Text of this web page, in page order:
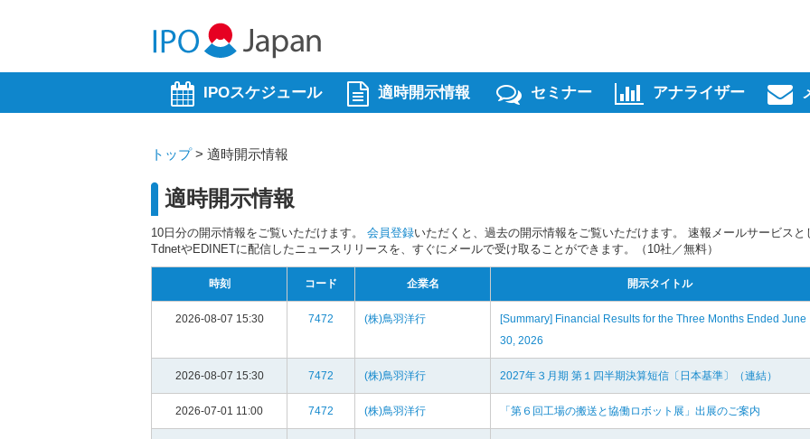
IPOスケジュール 適時開示情報 セミナー アナライザー
トップ> 適時開示情報
適時開示情報
10日分の開示情報をご覧いただけます。 会員登録いただくと、過去の開示情報をご覧いただけます。 速報メールサービスと
TdnetやEDINETに配信したニュースリリースを、すぐにメールで受け取ることができます。（10社／無料）
時刻 コード 企業名 開示タイトル
2026-08-07 15:30 7472 (株)鳥羽洋行
[Summary] Financial Results for the Three Months Ended June
30, 2026
2026-08-07 15:30 7472 (株)鳥羽洋行 2027年３月期 第１四半期決算短信〔日本基準〕（連結）
2026-07-01 11:00 7472 (株)鳥羽洋行 「第６回工場の搬送と協働ロボット展」出展のご案内